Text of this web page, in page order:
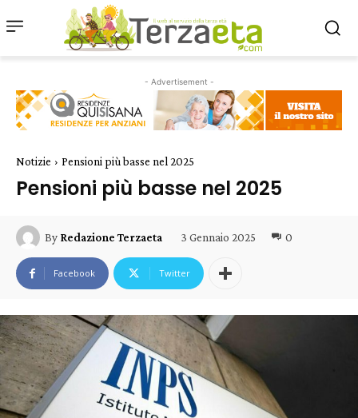
- Advertisement -
Notizie Pensioni più basse nel 2025
Pensioni più basse nel 2025
By Redazione Terzaeta 3 Gennaio 2025 0
Facebook Twitter